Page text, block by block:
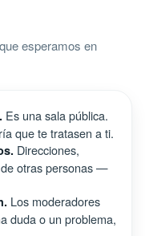
esperamos en
Es una sala pública.
que te tratasen a ti.
Direcciones,
otras personas —
Los moderadores
duda o un problema,